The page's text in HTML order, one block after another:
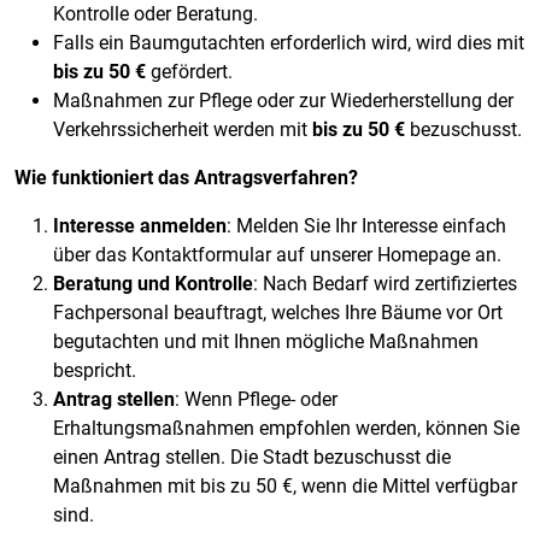
Kontrolle oder Beratung.
Falls ein Baumgutachten erforderlich wird, wird dies mit
bis zu 50 € gefördert.
Maßnahmen zur Pflege oder zur Wiederherstellung der
Verkehrssicherheit werden mit bis zu 50 € bezuschusst.
Wie funktioniert das Antragsverfahren?
Interesse anmelden: Melden Sie Ihr Interesse einfach
über das Kontaktformular auf unserer Homepage an.
Beratung und Kontrolle: Nach Bedarf wird zertifiziertes
Fachpersonal beauftragt, welches Ihre Bäume vor Ort
begutachten und mit Ihnen mögliche Maßnahmen
bespricht.
Antrag stellen: Wenn Pflege- oder
Erhaltungsmaßnahmen empfohlen werden, können Sie
einen Antrag stellen. Die Stadt bezuschusst die
Maßnahmen mit bis zu 50 €, wenn die Mittel verfügbar
sind.